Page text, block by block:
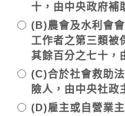
十，由中央政府
(B)農會及水利會
工作者之第三類被
其餘百分之七十
(C)合於社會救助
險人，由中央社
(D)雇主或自營業